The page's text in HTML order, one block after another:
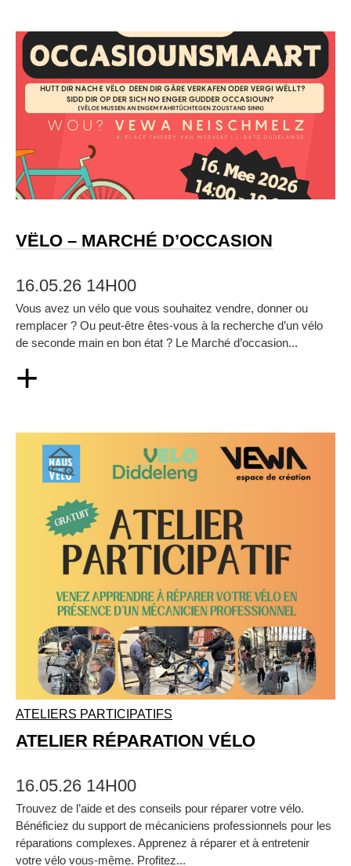
VËLO – MARCHÉ D’OCCASION
16.05.26 14H00
Vous avez un vélo que vous souhaitez vendre, donner ou
remplacer ? Ou peut‑être êtes‑vous à la recherche d’un vélo
de seconde main en bon état ? Le Marché d’occasion...
+
ATELIERS PARTICIPATIFS
ATELIER RÉPARATION VÉLO
16.05.26 14H00
Trouvez de l’aide et des conseils pour réparer votre vélo.
Bénéficiez du support de mécaniciens professionnels pour les
réparations complexes. Apprenez à réparer et à entretenir
votre vélo vous‑même. Profitez...